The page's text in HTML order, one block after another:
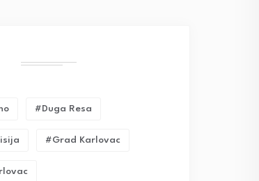
#duga Resa
#grad Karlovac